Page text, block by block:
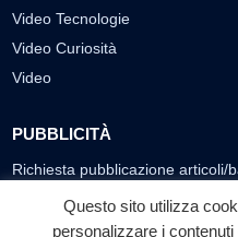
Video Tecnologie
Video Curiosità
Video
PUBBLICITÀ
Richiesta pubblicazione articoli/
SEGUICI SUI SOCIAL
Questo sito utilizza
personalizzare i